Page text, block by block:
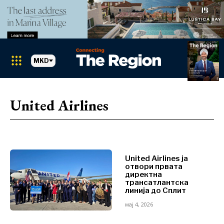
БиХ
Хрватска
Косово*
Markets
Албанија
БиХ
Црна Гора
Северна
Македонија
Србија
Словенија
MKD
United Airlines
United Airlines ја
отвори првата
директна
трансатлантска
линија до Сплит
мај 4, 2026